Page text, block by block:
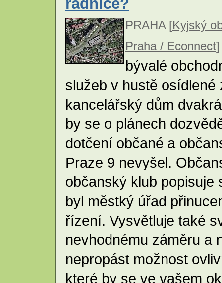
radnice?
PRAHA [Kyjský
Praha / Econnect]
bývalé
služeb v hustě
kancelářský dům
by se o plánech
dotčení občané a
Praze 9 nevyšel.
občanský klub popisuje
byl městký úřad
řízení. Vysvětluje také
nevhodnému záměru a
nepropást možnost
které by se ve vašem